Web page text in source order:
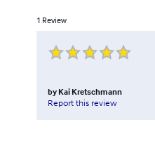
1 Review
by Kai Kretschmann
Report this review